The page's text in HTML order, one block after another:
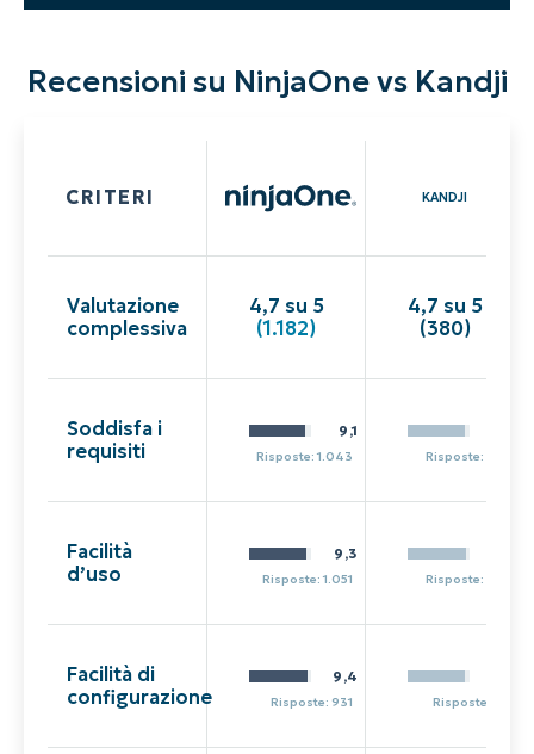
Recensioni su NinjaOne vs Kandji
CRITERI KANDJI
Valutazione
complessiva
4,7 su 5
(1.182)
4,7 su 5
(380)
Soddisfa i
requisiti
9,1
Risposte: 1.043 Risposte: 332
Facilità
d’uso
9,3
Risposte: 1.051 Risposte: 322
Facilità di
configurazione
9,4
Risposte: 931 Risposte: 311